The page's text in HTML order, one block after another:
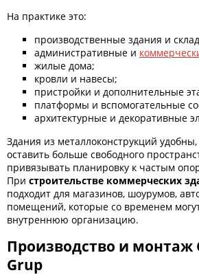
На практике это:
производственные здания и
административные и
жилые дома;
кровли и навесы;
пристройки и дополнительные
платформы и вспомогательные
архитектурные и декоративные
Здания из металлоконструкций
оставить больше свободного
привязывать планировку к частым
При строительстве коммерческих
подходит для магазинов, шоурумов,
помещений, которые со временем
внутреннюю организацию.
Производство и монтаж
Grup